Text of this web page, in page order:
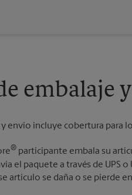
embalaje
envío incluye cobertura para
® participante embala su
el paquete a través de UPS o
artículo se daña o se pierde